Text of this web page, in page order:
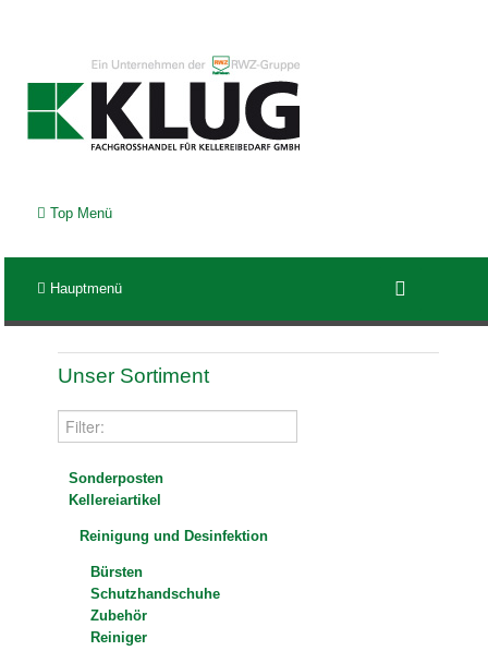
Top Menü
Hauptmenü
Unser Sortiment
Sonderposten
Kellereiartikel
Reinigung und Desinfektion
Bürsten
Schutzhandschuhe
Zubehör
Reiniger